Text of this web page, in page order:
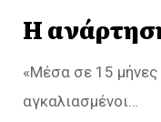
Η
«Μέσα σε 15 μήνες
αγκαλιασμένοι…